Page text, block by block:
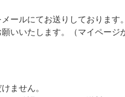
ールにてお送りしております
いいたします。（マイページ
ません。